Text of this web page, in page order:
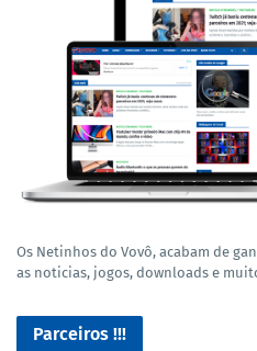
Os Netinhos do Vovô, acabam de
as noticias, jogos, downloads e
Parceiros !!!